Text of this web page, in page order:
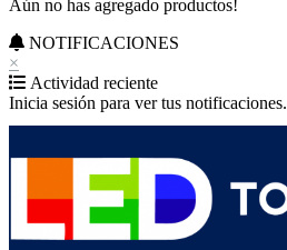
Aún no has agregado productos!
NOTIFICACIONES
×
Actividad reciente
Inicia sesión para ver tus notificaciones.